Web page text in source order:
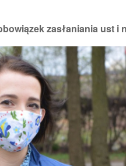
zasłaniania ust